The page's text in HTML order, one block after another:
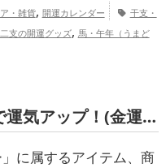
・雑貨, 開運カレンダー
干支・
支の開運グッズ, 馬・午年（うまど
運, 仕事運, 総合運・全体運)
に属するアイテム、商